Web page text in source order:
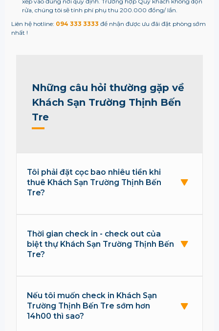
rửa, chúng tôi sẽ tính phí phụ thu 200.000 đồng/ lần.
Liên hệ hotline: 094 333 3333 để nhận được ưu đãi đặt phòng sớm
nhất !
Những câu hỏi thường gặp về
Khách Sạn Trường Thịnh Bến
Tre
Tôi phải đặt cọc bao nhiêu tiền khi
thuê Khách Sạn Trường Thịnh Bến
Tre?
Thời gian check in - check out của
biệt thự Khách Sạn Trường Thịnh Bến
Tre?
Nếu tôi muốn check in Khách Sạn
Trường Thịnh Bến Tre sớm hơn
14h00 thì sao?